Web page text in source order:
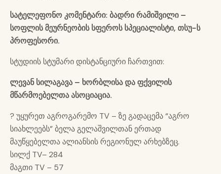
სატელეფონო კომენტარი: ბადრი რამიშვილი –
სოფლის მეურნეობის სფეროს სპეციალისტი, თსუ-ს
პროფესორი.
სტუდიის სტუმარი დისტანციური ჩართვით:
ლევან სილაგავა – ხორბლისა და ფქვილის
მწარმოებელთა ასოციაცია.
? უყურეთ აგროგარემო TV – ზე გადაცემა “აგრო
სიახლეებს” ბელა გელაშვილთან ერთად
მაუწყებელთა ალიანსის რეგიონულ არხებზეც.
სილქ TV– 284
მაგთი TV – 57